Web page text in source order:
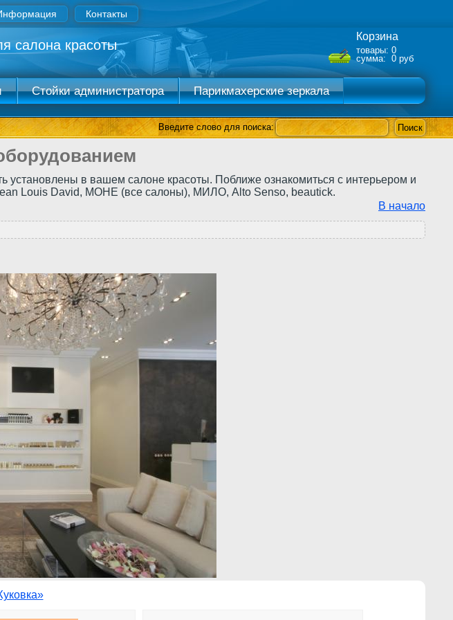
салона красоты
Корзина
товары: 0
сумма: 0 руб
Контакты
Введите слово для поиска:
Стойки администратора
- ресепшн
Парикмахерские зеркала
в вашем салоне красоты. Поближе ознакомиться с интерьером и
Louis David, МОНЕ (все салоны), МИЛО, Alto Senso, beautick.
В начало